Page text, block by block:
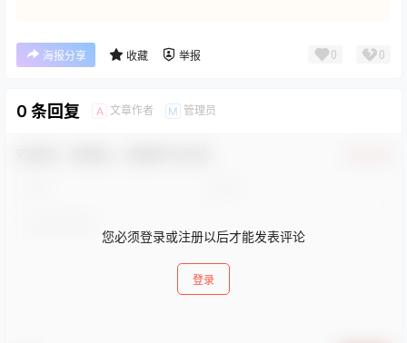
海报分享 收藏 举报 0 0
0 条回复 A 文章作者 M 管理员
您必须登录或注册以后才能发表评论
登录